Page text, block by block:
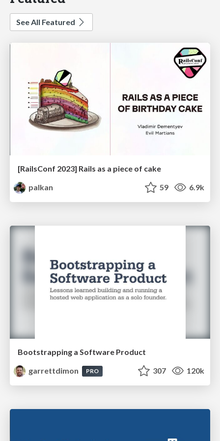
See All Featured
[RailsConf 2023] Rails as a piece of cake
palkan
59 6.9k
Bootstrapping a Software Product
garrettdimon
PRO 307 120k